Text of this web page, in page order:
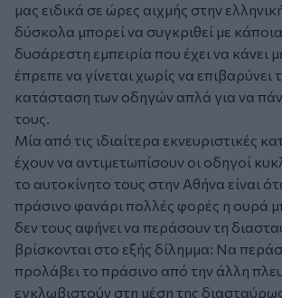
μας ειδικά σε ώρες αιχμής στην
δύσκολα μπορεί να συγκριθεί με
δυσάρεστη εμπειρία που έχει να κάνει
έπρεπε να γίνεται χωρίς να επιβαρύνει
κατάσταση των οδηγών απλά για να
τους.
Μία από τις ιδιαίτερα εκνευριστικές
έχουν να αντιμετωπίσουν οι οδηγοί
το αυτοκίνητο τους στην Αθήνα είναι
πράσινο φανάρι πολλές φορές η ουρά
δεν τους αφήνει να περάσουν τη
βρίσκονται στο εξής δίλημμα: Να
προλάβει το πράσινο από την άλλη
εγκλωβιστούν στη μέση της